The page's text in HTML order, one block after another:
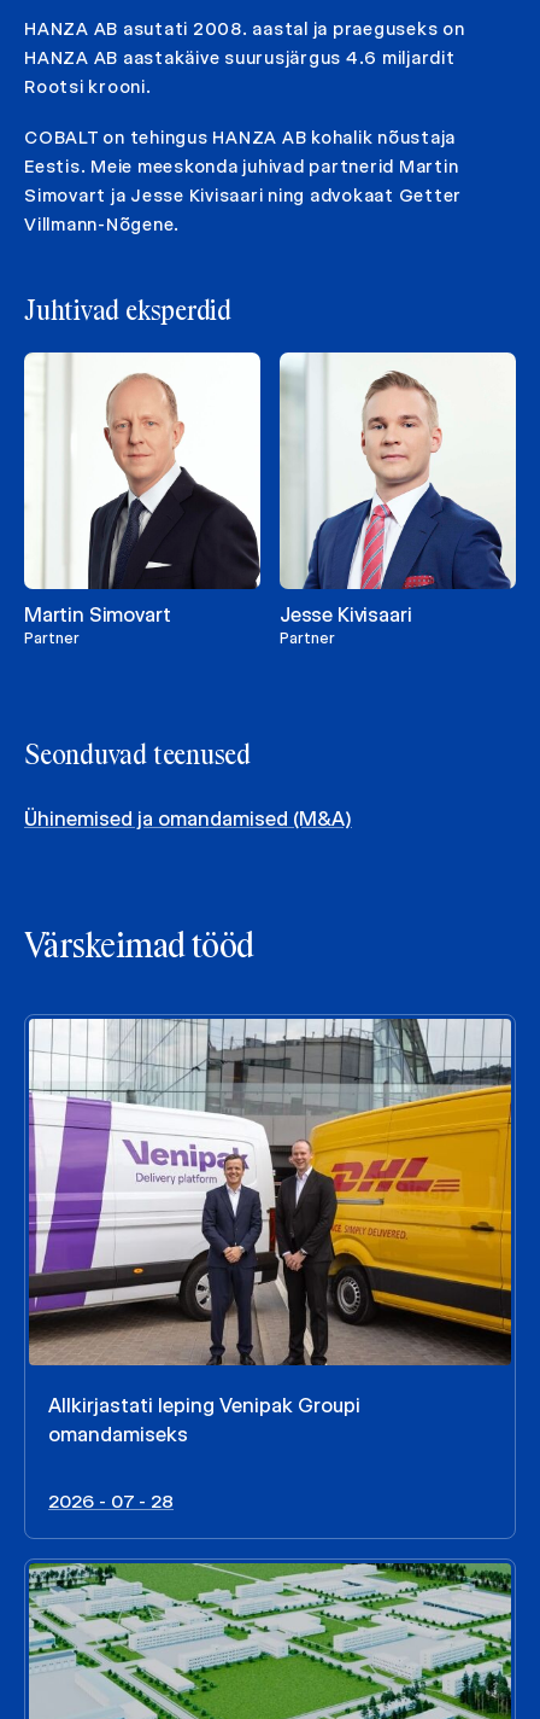
HANZA AB asutati 2008. aastal ja praeguseks on
HANZA AB aastakäive suurusjärgus 4.6 miljardit
Rootsi krooni.
COBALT on tehingus HANZA AB kohalik nõustaja
Eestis. Meie meeskonda juhivad partnerid Martin
Simovart ja Jesse Kivisaari ning advokaat Getter
Villmann-Nõgene.
Juhtivad eksperdid
Martin Simovart
Partner
Jesse Kivisaari
Partner
Seonduvad teenused
Ühinemised ja omandamised (M&A)
Värskeimad tööd
Allkirjastati leping Venipak Groupi
omandamiseks
2026 - 07 - 28